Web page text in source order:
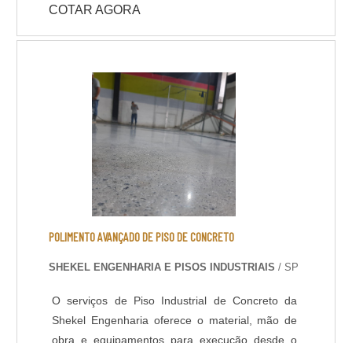
viabilidade e peculiaridades do caso para a
definição assertiva de impermeabilizante a ser
COTAR AGORA
POLIMENTO AVANÇADO DE PISO DE CONCRETO
SHEKEL ENGENHARIA E PISOS INDUSTRIAIS / SP
O serviços de Piso Industrial de Concreto da
Shekel Engenharia oferece o material, mão de
obra e equipamentos para execução desde o